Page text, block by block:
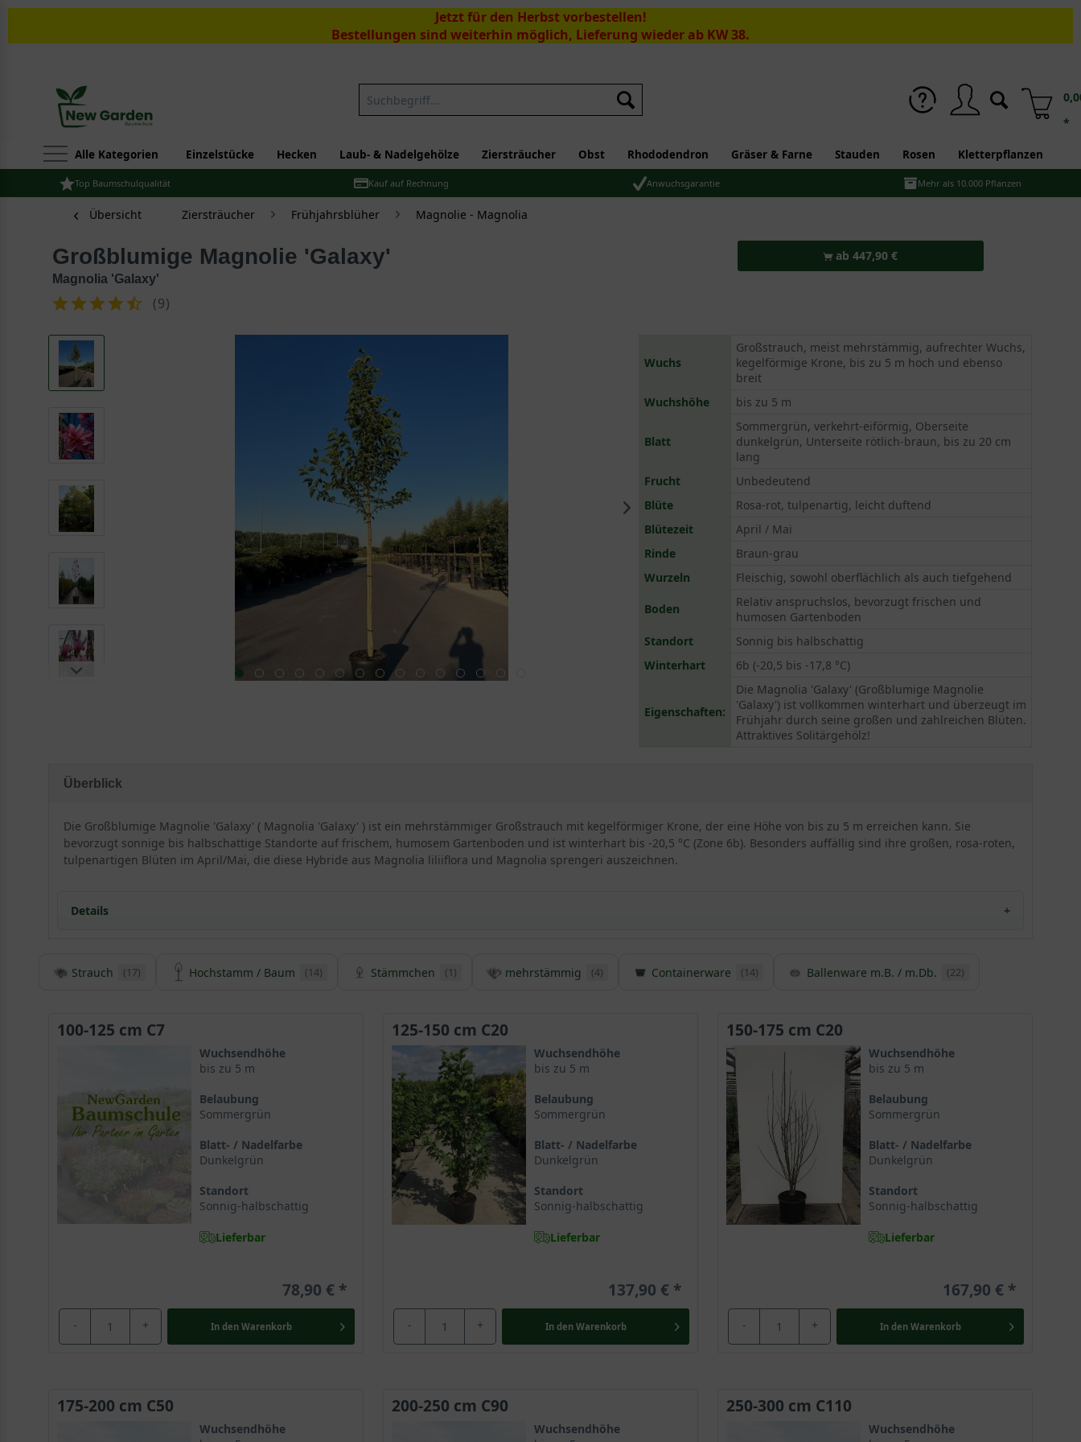
Jetzt für den Herbst vorbestellen!
Bestellungen sind weiterhin möglich, Lieferung wieder ab KW 38.
Suchen
*
Alle Kategorien Einzelstücke Hecken Laub- & Nadelgehölze Ziersträucher Obst Rhododendron Gräser & Farne Stauden Rosen Kletterpflanzen
Top Baumschulqualität Kauf auf Rechnung Anwuchsgarantie Mehr als 10.000 Pflanzen
Übersicht Ziersträucher Frühjahrsblüher Magnolie - Magnolia
Großblumige Magnolie 'Galaxy'
Magnolia 'Galaxy'
(9)
ab 447,90 €
Wuchs
Großstrauch, meist mehrstämmig, aufrechter Wuchs,
kegelförmige Krone, bis zu 5 m hoch und ebenso
breit
Wuchshöhe
bis zu 5 m
Blatt
Sommergrün, verkehrt-eiförmig, Oberseite
dunkelgrün, Unterseite rötlich-braun, bis zu 20 cm
lang
Frucht
Unbedeutend
Blüte
Rosa-rot, tulpenartig, leicht duftend
Blütezeit
April / Mai
Rinde
Braun-grau
Wurzeln
Fleischig, sowohl oberflächlich als auch tiefgehend
Boden
Relativ anspruchslos, bevorzugt frischen und
humosen Gartenboden
Standort
Sonnig bis halbschattig
Winterhart
6b (-20,5 bis -17,8 °C)
Eigenschaften:
Die Magnolia 'Galaxy' (Großblumige Magnolie
'Galaxy') ist vollkommen winterhart und überzeugt im
Frühjahr durch seine großen und zahlreichen Blüten.
Attraktives Solitärgehölz!
Überblick
Die Großblumige Magnolie 'Galaxy' ( Magnolia 'Galaxy' ) ist ein mehrstämmiger Großstrauch mit kegelförmiger Krone, der eine Höhe von bis zu 5 m erreichen kann. Sie
bevorzugt sonnige bis halbschattige Standorte auf frischem, humosem Gartenboden und ist winterhart bis -20,5 °C (Zone 6b). Besonders auffällig sind ihre großen, rosa-roten,
tulpenartigen Blüten im April/Mai, die diese Hybride aus Magnolia liliiflora und Magnolia sprengeri auszeichnen.
Details
Herkunft und Besonderheiten der Großblumigen Magnolie ’Galaxy‘
Traumhafte rosaviolette Blüten verwöhnen den Gärtner mit einem sensationellen Anblick und machen diese
zu einem echten Blütentraum.
Junge Züchtung verbreitet sich zunehmend in Europa
Die Magnolia ’Galaxy‘ wurde erstmals in dem U.S. National Arboretum in Washington selektiert und im Jahre 1980 in den Baumschulmarkt gebracht. Sie ist eine Hybride, die
durch die Kreuzung der Magnolia lilliflora und der Magnolia sprengeri entstand und erfreut vorwiegend durch ihre auffallend große Blütenbildung. Magnolia ’Galaxy‘ wird
daher auch unter dem deutschen Synonym Großblumige Magnolie ’Galaxy‘ im Handel geführt. Die junge Sorte ist bisher wenig in unseren europäischen Gärten verbreitet und
recht unbekannt, sie erfährt aber zunehmend an Popularität und gilt als absolutes Gartenhighlight.
Die Magnolie gehört zur ältesten Pflanzenfamilie überhaupt
Die Züchtung ’Galaxy‘ gehört, wie
, zur Familie der Magnoliengewächse (Magnoliaceae). Sie gilt als älteste Pflanzenfamilie und hat eine Entwicklungsgeschichte,
die 100 Millionen Jahre zurückzuverfolgen ist. Der fachkundige Gärtner erkennt die Magnolie an der Organisation ihrer Früchte und Blüten, denn sie ist von einfacher Struktur
Großblumige Magnolie ’Galaxy‘ wird 5 bis 7 Meter hoch
Die Großblumige Magnolie ’Galaxy‘ wächst recht zügig zu einem kleinen Baum oder großen Strauch und erscheint durch ihren zumeist mehrstämmigen Wuchs besonders
sensationellen Aufritt und macht sie zu einer echten Gartenschönheit.
Strauch (17) Hochstamm / Baum (14) Stämmchen (1) mehrstämmig (4) Containerware (14) Ballenware m.B. / m.Db. (22)
100-125 cm C7
Wuchsendhöhe
bis zu 5 m
Belaubung
Sommergrün
Blatt- / Nadelfarbe
Dunkelgrün
Standort
Sonnig-halbschattig
Lieferbar
78,90 €
- + In den Warenkorb
125-150 cm C20
Wuchsendhöhe
bis zu 5 m
Belaubung
Sommergrün
Blatt- / Nadelfarbe
Dunkelgrün
Standort
Sonnig-halbschattig
Lieferbar
137,90 €
- + In den Warenkorb
150-175 cm C20
Wuchsendhöhe
bis zu 5 m
Belaubung
Sommergrün
Blatt- / Nadelfarbe
Dunkelgrün
Standort
Sonnig-halbschattig
Lieferbar
167,90 €
- + In den Warenkorb
175-200 cm C50
Wuchsendhöhe
200-250 cm C90
Wuchsendhöhe
250-300 cm C110
Wuchsendhöhe